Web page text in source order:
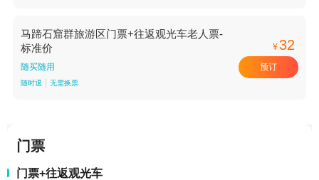
马蹄石窟群旅游区门票+往返观光车老人票-
标准价
随买随用
随时退 无需换票
¥32
预订
门票
门票+往返观光车